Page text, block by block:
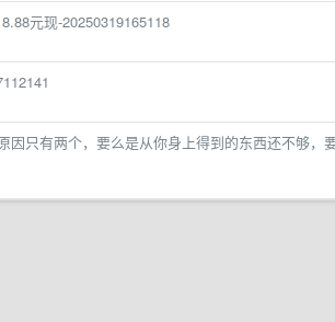
元现-20250319165118
只有两个，要么是从你身上得到的东西还不够，